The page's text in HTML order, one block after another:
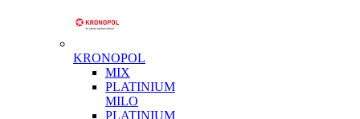
KRONOPOL
MIX
PLATINIUM
MILO
PLATINIUM